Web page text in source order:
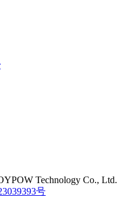
Technology Co., Ltd.
号